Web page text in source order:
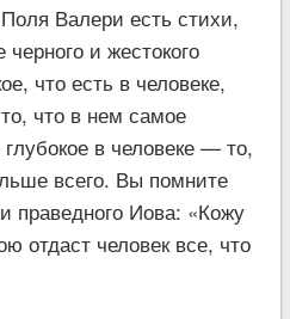
Валери есть стихи,
и жестокого
что есть в человеке,
что в нем самое
в человеке — то,
всего. Вы помните
праведного Иова: «Кожу
отдаст человек все, что